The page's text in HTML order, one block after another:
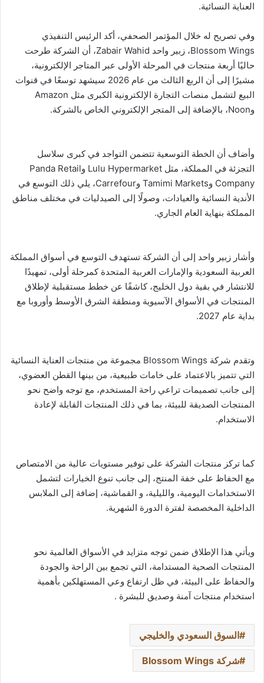
العناية النسائية.
وفي تصريح له خلال المؤتمر الصحفي، أكد الرئيس التنفيذي
Blossom Wings، زبير واحد Zabair Wahid، أن الشركة طرحت
حاليًا أربعة منتجات في المرحلة الأولى عبر المتاجر الإلكترونية،
مشيرًا إلى أن الربع الثالث من عام 2026 سيشهد توسعًا في قنوات
البيع لتشمل منصات التجارة الإلكترونية الكبرى مثل Amazon
وNoon، بالإضافة إلى المتجر الإلكتروني الخاص بالشركة.
وأضاف أن الخطة التوسعية تتضمن التواجد في كبرى سلاسل
التجزئة في المملكة، مثل Lulu Hypermarket وPanda Retail
Company وTamimi Markets وCarrefour، يلي ذلك التوسع في
الأندية النسائية والعيادات، وصولًا إلى الصيدليات في مختلف مناطق
المملكة بنهاية العام الجاري.
وأشار زبير واحد إلى أن الشركة تستهدف التوسع في أسواق المملكة
العربية السعودية والإمارات العربية المتحدة كمرحلة أولى، تمهيدًا
للانتشار في بقية دول الخليج، كاشفًا عن خطط مستقبلية لإطلاق
المنتجات في الأسواق الآسيوية ومنطقة الشرق الأوسط وأوروبا مع
بداية عام 2027.
وتقدم شركة Blossom Wings مجموعة من منتجات العناية النسائية
التي تتميز بالاعتماد على خامات طبيعية، من بينها القطن العضوي،
إلى جانب تصميمات تراعي راحة المستخدم، مع توجه واضح نحو
المنتجات الصديقة للبيئة، بما في ذلك المنتجات القابلة لإعادة
الاستخدام.
كما تركز منتجات الشركة على توفير مستويات عالية من الامتصاص
مع الحفاظ على خفة المنتج، إلى جانب تنوع الخيارات لتشمل
الاستخدامات اليومية، والليلية، و القماشية، إضافة إلى الملابس
الداخلية المخصصة لفترة الدورة الشهرية.
ويأتي هذا الإطلاق ضمن توجه متزايد في الأسواق العالمية نحو
المنتجات الصحية المستدامة، التي تجمع بين الراحة والجودة
والحفاظ على البيئة، في ظل ارتفاع وعي المستهلكين بأهمية
استخدام منتجات آمنة وصديق للبشرة .
السوق السعودي والخليجي
شركة Blossom Wings